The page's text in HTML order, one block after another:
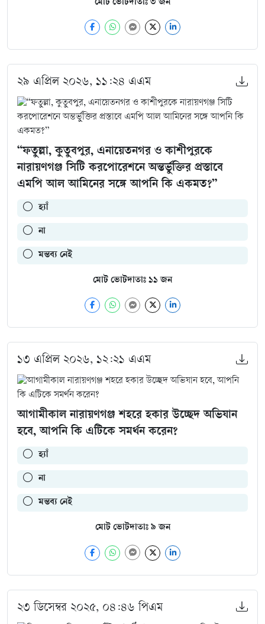
মোট ভোটদাতাঃ ৩ জন
২৯ এপ্রিল ২০২৬, ১১:২৪ এএম
“ফতুল্লা, কুতুবপুর, এনায়েতনগর ও কাশীপুরকে
নারায়ণগঞ্জ সিটি করপোরেশনে অন্তর্ভুক্তির প্রস্তাবে
এমপি আল আমিনের সঙ্গে আপনি কি একমত?”
হ্যাঁ
না
মন্তব্য নেই
মোট ভোটদাতাঃ ১১জন
১৩ এপ্রিল ২০২৬, ১২:২১ এএম
আগামীকাল নারায়ণগঞ্জ শহরে হকার উচ্ছেদ অভিযান
হবে, আপনি কি এটিকে সমর্থন করেন?
হ্যাঁ
না
মন্তব্য নেই
মোট ভোটদাতাঃ ৯ জন
২৩ ডিসেম্বর ২০২৫, ০৪:৪৬ পিএম